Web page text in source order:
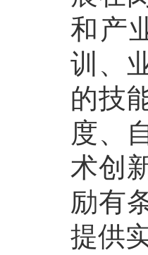
和产
训、
的技
度、
术创
励有
提供